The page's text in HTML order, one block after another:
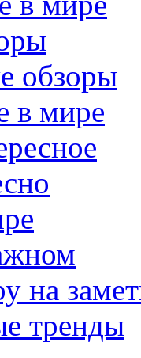
обзоры
в мире
на
тренды